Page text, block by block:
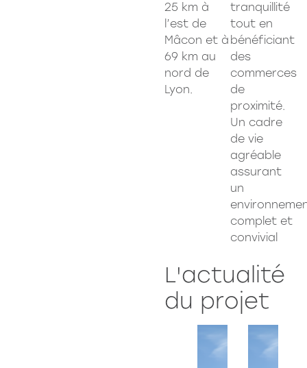
25 km à
l’est de
Mâcon et à
69 km au
nord de
Lyon.
tranquillité
tout en
bénéficiant
des
commerces
de
proximité.
Un cadre
de vie
agréable
assurant
un
complet et
convivial
L'actualité
du projet